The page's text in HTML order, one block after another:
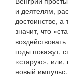
и деятелям,
достоинстве, а
значит, что
годы покажут,
«старую», или,
новый импульс.